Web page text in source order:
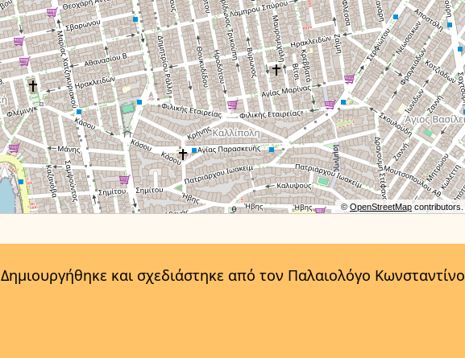
©OpenStreetMap contributors.
Δημιουργήθηκε και σχεδιάστηκε από τον Παλαιολόγο Κωνσταντίνο